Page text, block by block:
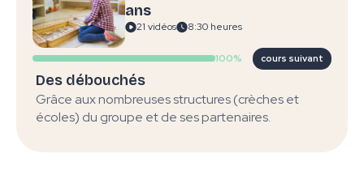
Montessori
0-3 ans
qualifiante
Vie
ans
21 vidéos 8:30 heures
100% cours suivant
Des débouchés
Grâce aux nombreuses structures (crèches et
écoles) du groupe et de ses partenaires.